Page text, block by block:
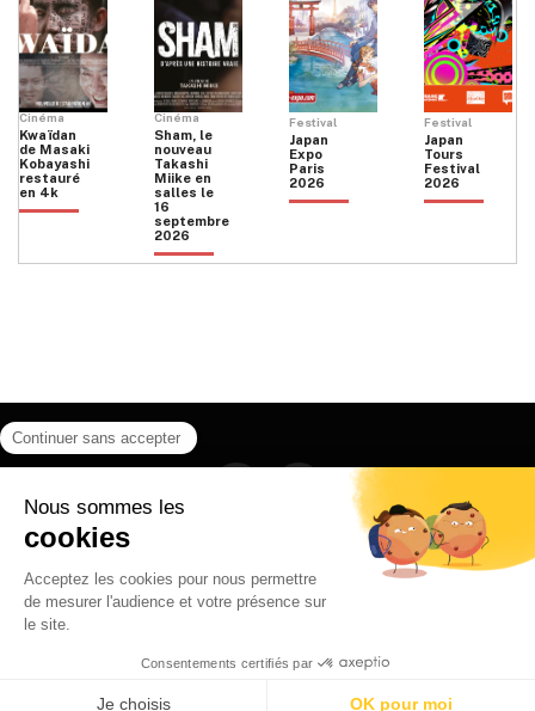
Cinéma
Kwaïdan
de Masaki
Kobayashi
restauré
en 4k
Cinéma
Sham, le
nouveau
Takashi
Miike en
salles le
16
septembre
2026
Festival
Japan
Expo
Paris
2026
Festival
Japan
Tours
Festival
2026
Instagram
CONTACT
POLITIQUE DE CONFIDENTIALITÉ
© 2026 Ilyfunet communication